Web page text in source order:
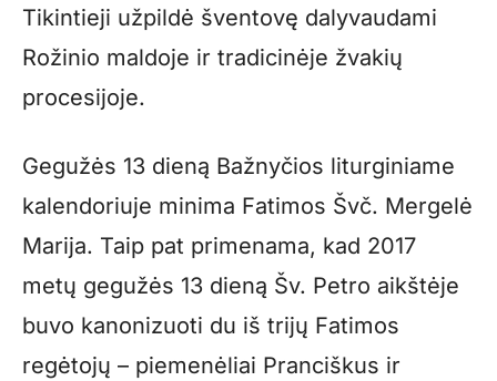
Tikintieji užpildė šventovę dalyvaudami
Rožinio maldoje ir tradicinėje žvakių
procesijoje.
Gegužės 13 dieną Bažnyčios liturginiame
kalendoriuje minima Fatimos Švč. Mergelė
Marija. Taip pat primenama, kad 2017
metų gegužės 13 dieną Šv. Petro aikštėje
buvo kanonizuoti du iš trijų Fatimos
regėtojų – piemenėliai Pranciškus ir